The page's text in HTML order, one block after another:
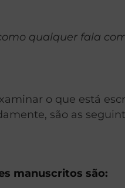
qualquer fala
o que está
são as
manuscritos são: